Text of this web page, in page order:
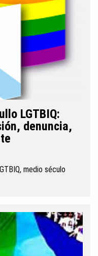
LGTBIQ:
denuncia,
medio século